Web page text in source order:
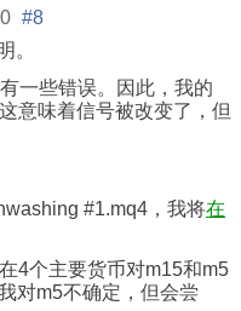
#8
。
一些错误。因此，我的
意味着信号被改变了，但
#1.mq4，我将在
4个主要货币对m15和m5
对m5不确定，但会尝